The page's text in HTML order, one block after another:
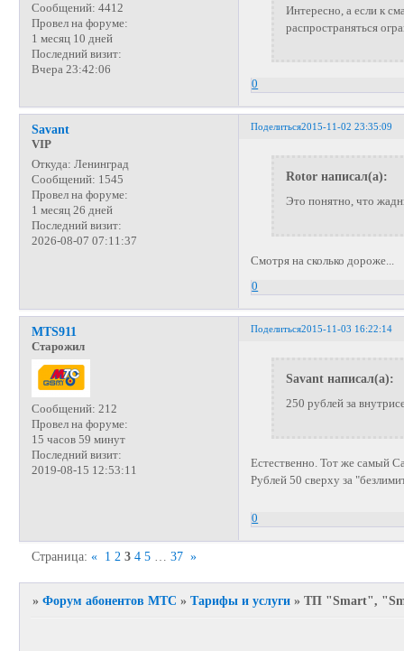
Сообщений: 4412
Провел на форуме:
1 месяц 10 дней
Последний визит:
Вчера 23:42:06
Интересно, а если к
распространяться
0
Поделиться2015-11-02 23:35:09
Savant
VIP
Откуда: Ленинград
Сообщений: 1545
Провел на форуме:
1 месяц 26 дней
Последний визит:
2026-08-07 07:11:37
Rotor написал(а):
Это понятно, что
Смотря на сколько дороже...
0
Поделиться2015-11-03 16:22:14
MTS911
Старожил
Сообщений: 212
Провел на форуме:
15 часов 59 минут
Последний визит:
2019-08-15 12:53:11
Savant написал(а):
250 рублей за
Естественно. Тот же самый
Рублей 50 сверху за
0
Страница:« 1 2 3 4 5 37 »
»Форум абонентов МТС »Тарифы и услуги »ТП "Smart",